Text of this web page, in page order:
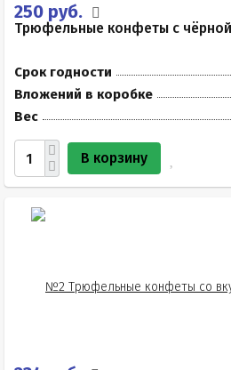
250 руб.
Трюфельные конфеты с
Срок годности
Вложений в коробке
Вес
В корзину